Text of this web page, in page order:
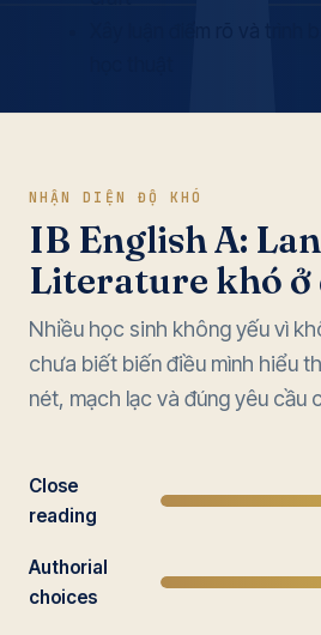
NHẬN DIỆN ĐỘ KHÓ
IB English A:
Literature khó ở
Nhiều học sinh không yếu vì
chưa biết biến điều mình hiểu
nét, mạch lạc và đúng yêu cầu
Close
reading
Authorial
choices